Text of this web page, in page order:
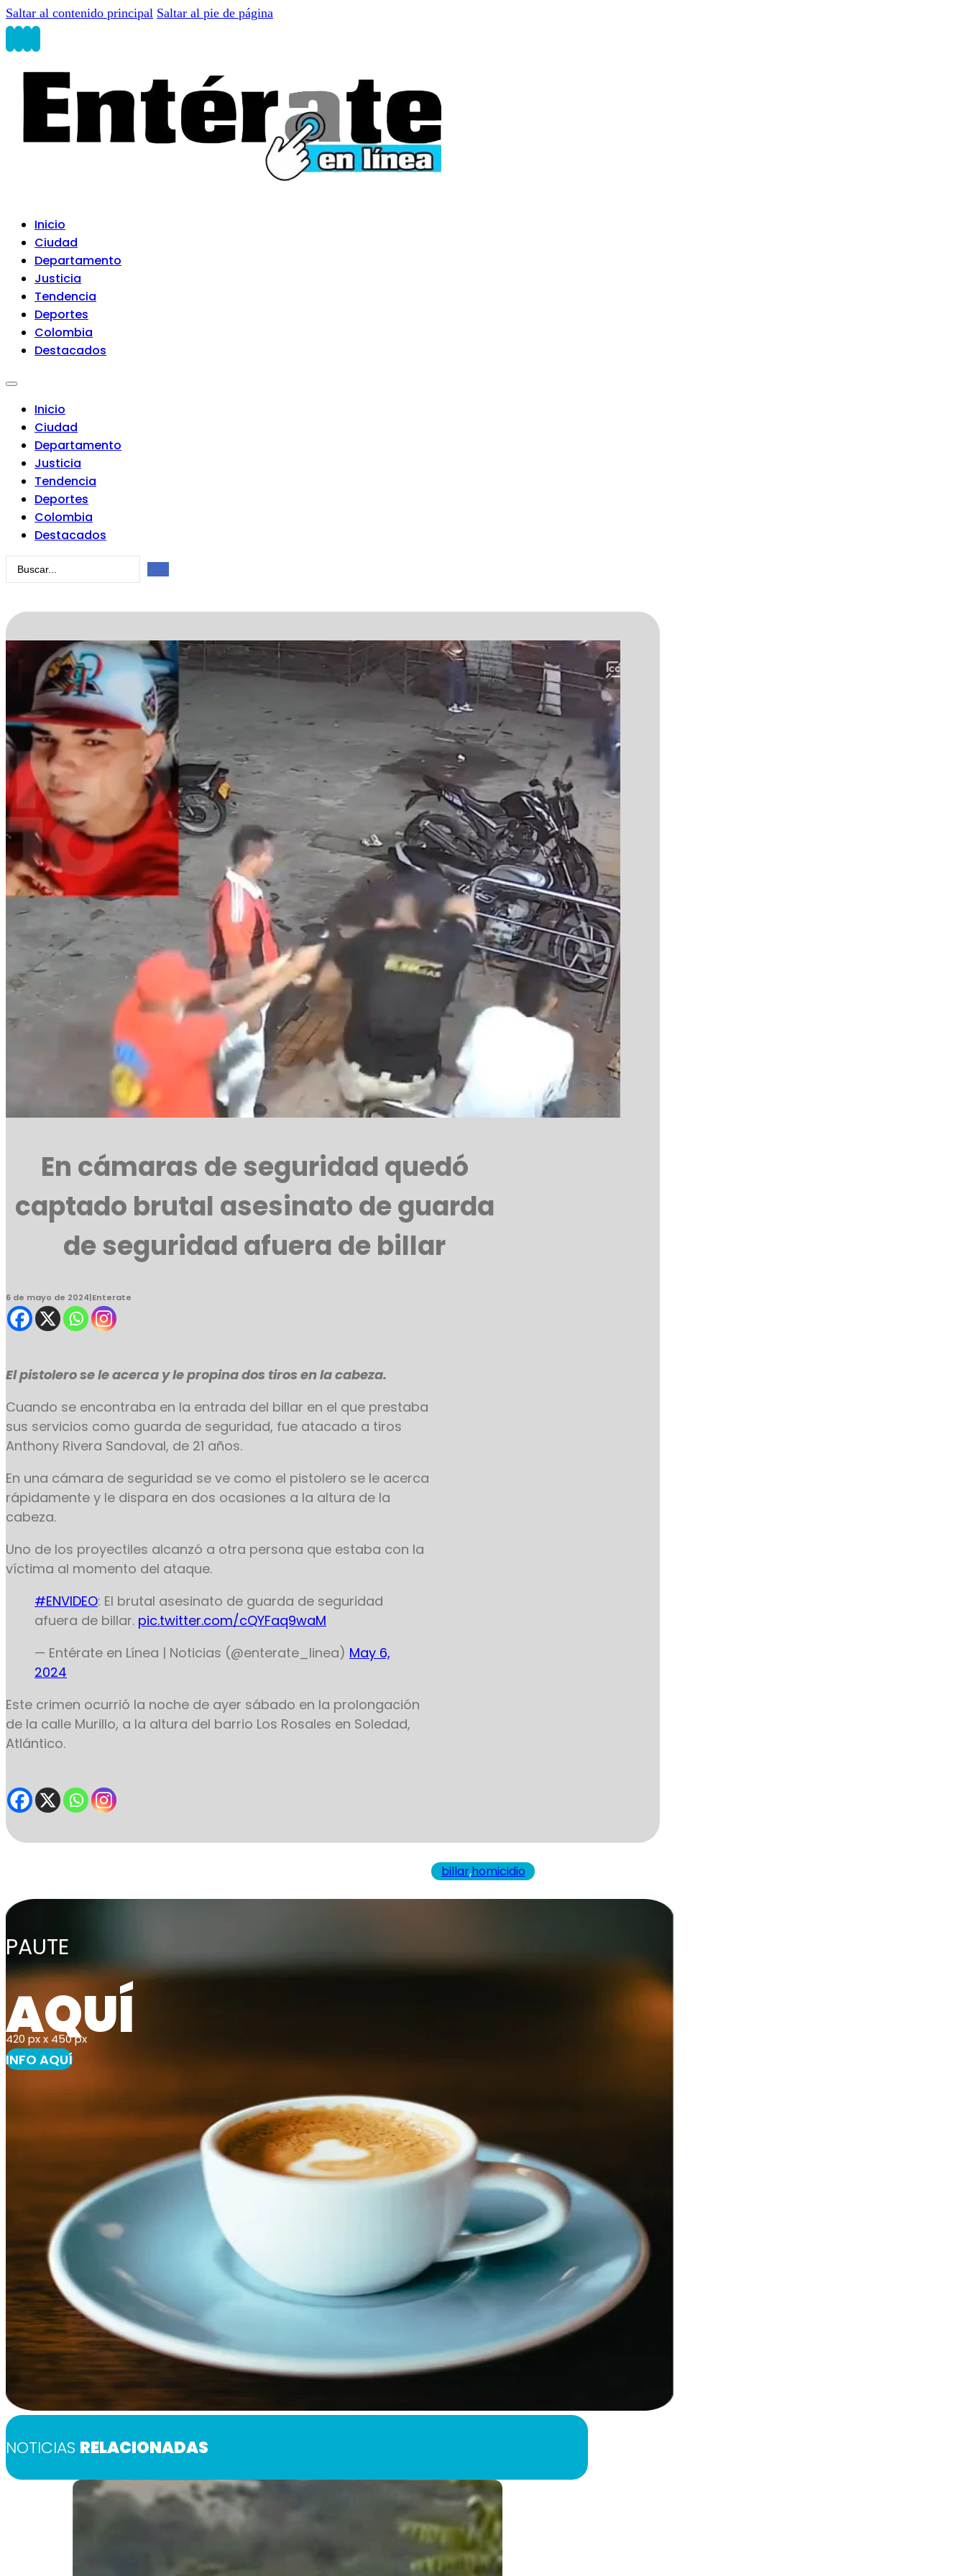
Saltar al contenido principal Saltar al pie de página
Inicio
Ciudad
Departamento
Justicia
Tendencia
Deportes
Colombia
Destacados
Inicio
Ciudad
Departamento
Justicia
Tendencia
Deportes
Colombia
Destacados
Search
En cámaras de seguridad quedó
captado brutal asesinato de guarda
de seguridad afuera de billar
6 de mayo de 2024|Enterate
El pistolero se le acerca y le propina dos tiros en la cabeza.
Cuando se encontraba en la entrada del billar en el que prestaba
sus servicios como guarda de seguridad, fue atacado a tiros
Anthony Rivera Sandoval, de 21 años.
En una cámara de seguridad se ve como el pistolero se le acerca
rápidamente y le dispara en dos ocasiones a la altura de la
cabeza.
Uno de los proyectiles alcanzó a otra persona que estaba con la
víctima al momento del ataque.
#ENVIDEO: El brutal asesinato de guarda de seguridad
afuera de billar. pic.twitter.com/cQYFaq9waM
— Entérate en Línea | Noticias (@enterate_linea) May 6,
2024
Este crimen ocurrió la noche de ayer sábado en la prolongación
de la calle Murillo, a la altura del barrio Los Rosales en Soledad,
Atlántico.
billar,homicidio
PAUTE
AQUÍ
420 px x 450 px
INFO AQUÍ
NOTICIAS RELACIONADAS